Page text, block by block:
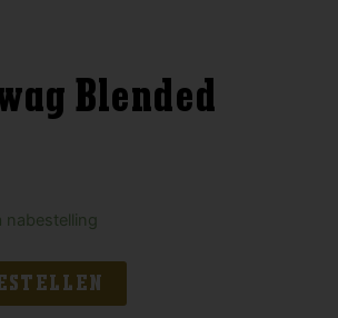
Blended
nabestelling